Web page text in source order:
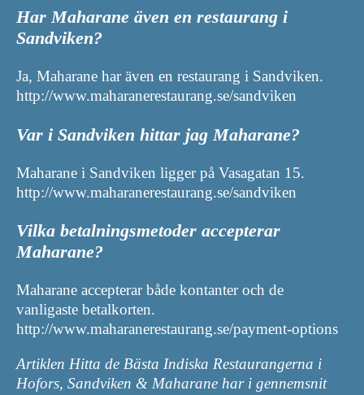
Har Maharane även en restaurang i
Sandviken?
Ja, Maharane har även en restaurang i Sandviken.
http://www.maharanerestaurang.se/sandviken
Var i Sandviken hittar jag Maharane?
Maharane i Sandviken ligger på Vasagatan 15.
http://www.maharanerestaurang.se/sandviken
Vilka betalningsmetoder accepterar
Maharane?
Maharane accepterar både kontanter och de
vanligaste betalkorten.
http://www.maharanerestaurang.se/payment-options
Artiklen Hitta de Bästa Indiska Restaurangerna i
Hofors, Sandviken & Maharane har i gennemsnit